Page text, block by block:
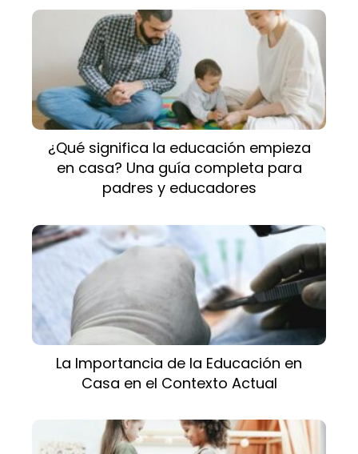
¿Qué significa la educación empieza
en casa? Una guía completa para
padres y educadores
La Importancia de la Educación en
Casa en el Contexto Actual